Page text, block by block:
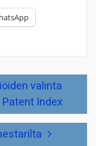
valinta
Index